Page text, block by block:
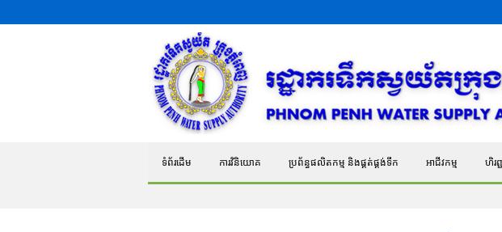
ទំព័រដើម ការវិនិយោគ ប្រព័ន្ធផលិតកម្ម និងផ្គត់ផ្គង់ទឹក អាជីវកម្ម ហិរញ្